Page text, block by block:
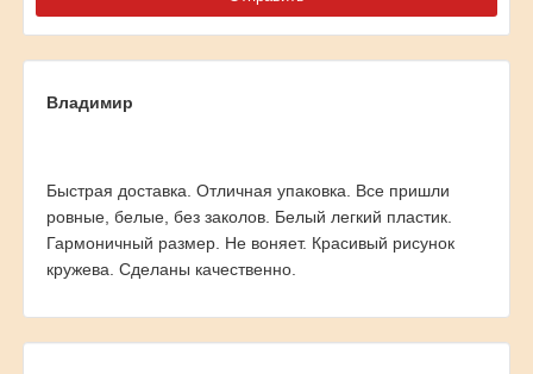
Владимир
Быстрая доставка. Отличная упаковка. Все пришли
ровные, белые, без заколов. Белый легкий пластик.
Гармоничный размер. Не воняет. Красивый рисунок
кружева. Сделаны качественно.